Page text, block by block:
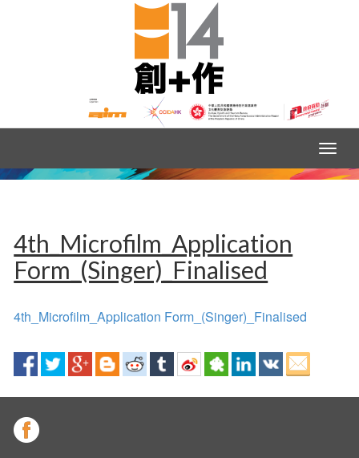
4th_Microfilm_Application
Form_(Singer)_Finalised
4th_Microfilm_Application Form_(Singer)_Finalised